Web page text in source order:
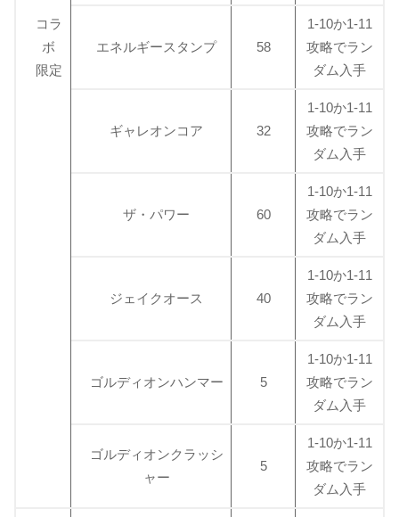
コラ
ボ
限定
エネルギースタンプ 58
1-10か1-11
攻略でラン
ダム入手
ギャレオンコア 32
1-10か1-11
攻略でラン
ダム入手
ザ・パワー 60
1-10か1-11
攻略でラン
ダム入手
ジェイクオース 40
1-10か1-11
攻略でラン
ダム入手
ゴルディオンハンマー 5
1-10か1-11
攻略でラン
ダム入手
ゴルディオンクラッシ
ャー
5
1-10か1-11
攻略でラン
ダム入手